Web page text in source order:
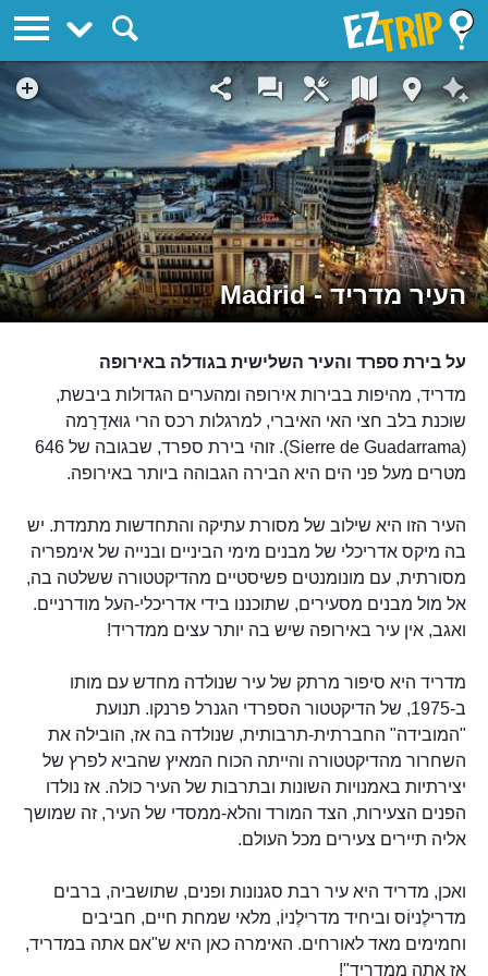
העיר מדריד - Madrid
על בירת ספרד והעיר השלישית בגודלה באירופה
מדריד, מהיפות בבירות אירופה ומהערים הגדולות ביבשת,
שוכנת בלב חצי האי האיברי, למרגלות רכס הרי גוּאדָרָמה
(Sierre de Guadarrama). זוהי בירת ספרד, שבגובה של 646
מטרים מעל פני הים היא הבירה הגבוהה ביותר באירופה.
העיר הזו היא שילוב של מסורת עתיקה והתחדשות מתמדת. יש
בה מיקס אדריכלי של מבנים מימי הביניים ובנייה של אימפריה
מסורתית, עם מונומנטים פשיסטיים מהדיקטטורה ששלטה בה,
אל מול מבנים מסעירים, שתוכננו בידי אדריכלי-העל מודרניים.
ואגב, אין עיר באירופה שיש בה יותר עצים ממדריד!
מדריד היא סיפור מרתק של עיר שנולדה מחדש עם מותו
ב-1975, של הדיקטטור הספרדי הגנרל פרנקו. תנועת
"המובידה" החברתית-תרבותית, שנולדה בה אז, הובילה את
השחרור מהדיקטטורה והייתה הכוח המאיץ שהביא לפרץ של
יצירתיות באמנויות השונות ובתרבות של העיר כולה. אז נולדו
הפנים הצעירות, הצד המורד והלא-ממסדי של העיר, זה שמושך
אליה תיירים צעירים מכל העולם.
ואכן, מדריד היא עיר רבת סגנונות ופנים, שתושביה, ברבים
מדרילֶניוֹס וביחיד מדרילֶניוֹ, מלאי שמחת חיים, חביבים
וחמימים מאד לאורחים. האימרה כאן היא ש"אם אתה במדריד,
אז אתה ממדריד"!
EZTrip